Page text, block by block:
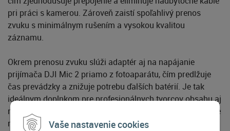
Vaše nastavenie cookies
pri práci s kamerou. Zároveň zaistí spoľahlivý prenos
zvuku s minimálnym rušením a vysokou kvalitou
záznamu.
Okrem prenosu zvuku slúži adaptér aj na napájanie
prijímača DJI Mic 2 priamo z fotoaparátu, čím predlžuje
čas prevádzky a znižuje potrebu ďalších batérií. Je tak
ideálnym doplnkom pre profesionálnych tvorcov obsahu aj
náročných amatérov, ktorí chcú mať svoje audio vybavenie
maximálne optimalizované a kompaktné.